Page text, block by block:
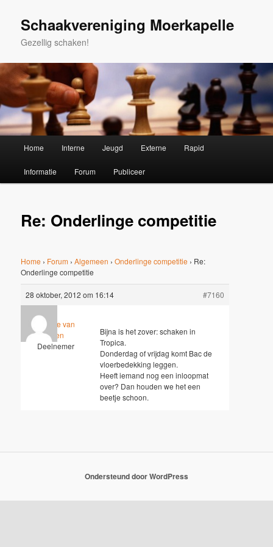
primaire
Schaakvereniging Moerkapelle
Gezellig schaken!
Home Interne Jeugd Externe Rapid
Informatie Forum Publiceer
Re: Onderlinge competitie
Home › Forum › Algemeen › Onderlinge competitie › Re:
Onderlinge competitie
28 oktober, 2012 om 16:14 #7160
Marianne van
Elteren
Deelnemer
Bijna is het zover: schaken in
Tropica.
Donderdag of vrijdag komt Bac de
vloerbedekking leggen.
Heeft iemand nog een inloopmat
over? Dan houden we het een
beetje schoon.
Ondersteund door WordPress